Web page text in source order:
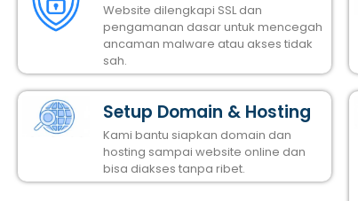
Website dilengkapi SSL dan
pengamanan dasar untuk mencegah
ancaman malware atau akses tidak
sah.
Setup Domain & Hosting
Kami bantu siapkan domain dan
hosting sampai website online dan
bisa diakses tanpa ribet.